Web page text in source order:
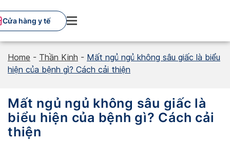
to
content
Cửa hàng y tế
Home - Thần Kinh - Mất ngủ ngủ không sâu giấc là biểu
hiện của bệnh gì? Cách cải thiện
Mất ngủ ngủ không sâu giấc là
biểu hiện của bệnh gì? Cách cải
thiện